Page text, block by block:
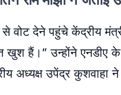
से वोट देने पहुंचे केंद्रीय
खुश हैं।” उन्होंने एनडीए के
अध्यक्ष उपेंद्र कुशवाहा